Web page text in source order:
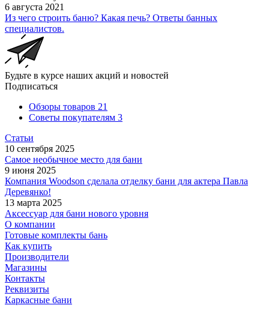
6 августа 2021
Из чего строить баню? Какая печь? Ответы банных
специалистов.
Будьте в курсе наших акций и новостей
Подписаться
Обзоры товаров 21
Советы покупателям 3
Статьи
10 сентября 2025
Самое необычное место для бани
9 июня 2025
Компания Woodson сделала отделку бани для актера Павла
Деревянко!
13 марта 2025
Аксессуар для бани нового уровня
О компании
Готовые комплекты бань
Как купить
Производители
Магазины
Контакты
Реквизиты
Каркасные бани